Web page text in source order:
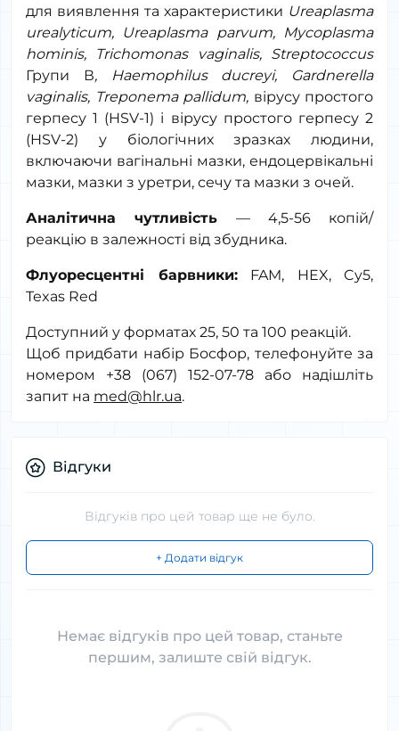
для виявлення та характеристики Ureaplasma
urealyticum, Ureaplasma parvum, Mycoplasma
hominis, Trichomonas vaginalis, Streptococcus
Групи В, Haemophilus ducreyi, Gardnerella
vaginalis, Treponema pallidum, вірусу простого
герпесу 1 (HSV-1) і вірусу простого герпесу 2
(HSV-2) у біологічних зразках людини,
включаючи вагінальні мазки, ендоцервікальні
мазки, мазки з уретри, сечу та мазки з очей.
Аналітична чутливість — 4,5-56 копій/
реакцію в залежності від збудника.
Флуоресцентні барвники: FAM, HEX, Cy5,
Texas Red
Доступний у форматах 25, 50 та 100 реакцій.
Щоб придбати набір Босфор, телефонуйте за
номером +38 (067) 152-07-78 або надішліть
запит на med@hlr.ua.
Відгуки
Відгуків про цей товар ще не було.
+ Додати відгук
Немає відгуків про цей товар, станьте
першим, залиште свій відгук.